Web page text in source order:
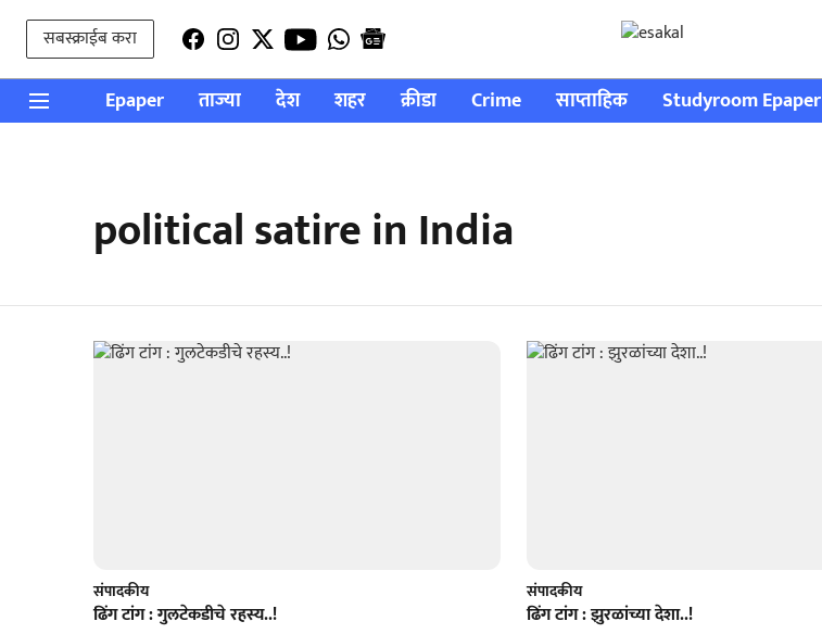
सबस्क्राईब करा
Epaper ताज्या देश शहर क्रीडा Crime साप्ताहिक Studyroom Epaper
political satire in India
संपादकीय
ढिंग टांग : गुलटेकडीचे रहस्य..!
संपादकीय
ढिंग टांग : झुरळांच्या देशा..!